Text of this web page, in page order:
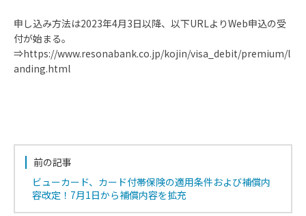
申し込み方法は2023年4月3日以降、以下URLよりWeb申込の受
付が始まる。
⇒https://www.resonabank.co.jp/kojin/visa_debit/premium/l
anding.html
前の記事
ビューカード、カード付帯保険の適用条件および補償内
容改定！7月1日から補償内容を拡充